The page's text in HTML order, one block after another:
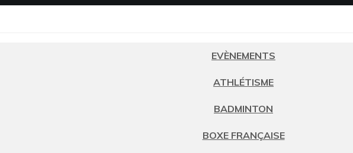
EVÈNEMENTS
ATHLÉTISME
BADMINTON
BOXE FRANÇAISE